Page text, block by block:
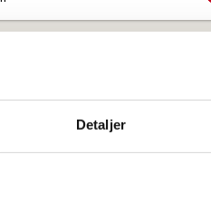
Detaljer
ferieboliger, hvor
huske at angive dette, når
tilladt er begrænset, kan de
ledige. Skulle det være
bestilling.
på 36 m2 med egen
beliggende blot 400